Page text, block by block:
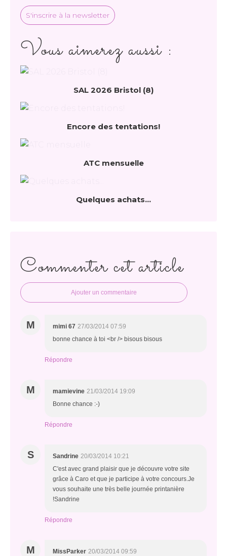
S'inscrire à la newsletter
Vous aimerez aussi :
SAL 2026 Bristol (8)
Encore des tentations!
ATC mensuelle
Quelques achats...
Commenter cet article
Ajouter un commentaire
M mimi 67 27/03/2014 07:59
bonne chance à toi <br /> bisous bisous
Répondre
M mamievine 21/03/2014 19:09
Bonne chance :-)
Répondre
S Sandrine 20/03/2014 10:21
C'est avec grand plaisir que je découvre votre site
grâce à Caro et que je participe à votre concours.Je
vous souhaite une très belle journée printanière
!Sandrine
Répondre
M MissParker 20/03/2014 09:59